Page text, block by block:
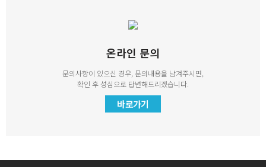
온라인 문의
문의사항이 있으신 경우, 문의내용을 남겨주시면,
확인 후 성심으로 답변해드리겠습니다.
바로가기